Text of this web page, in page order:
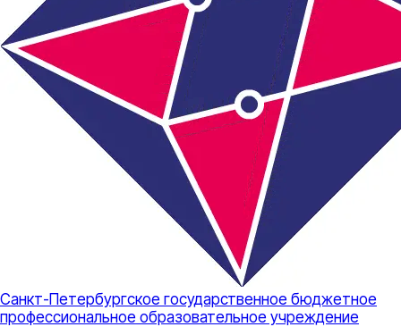
Санкт-Петербургское государственное бюджетное
профессиональное образовательное учреждение